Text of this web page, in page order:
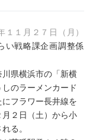
１１月２７日（月）
い戦略課企画調整係
県横浜市の「新横
のラーメンカード
フラワー長井線を
２日（土）から小
る。